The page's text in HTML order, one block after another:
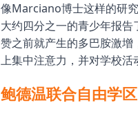
像Marciano博士这样的研
大约四分之一的青少年报
赞之前就产生的多巴胺激
上集中注意力，并对学校活
鲍德温联合自由学